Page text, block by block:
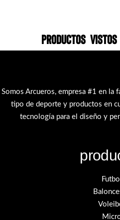
Productos vistos
Somos Arcueros, empresa #1 en la
tipo de deporte y productos en
tecnología para el diseño y
Futbol